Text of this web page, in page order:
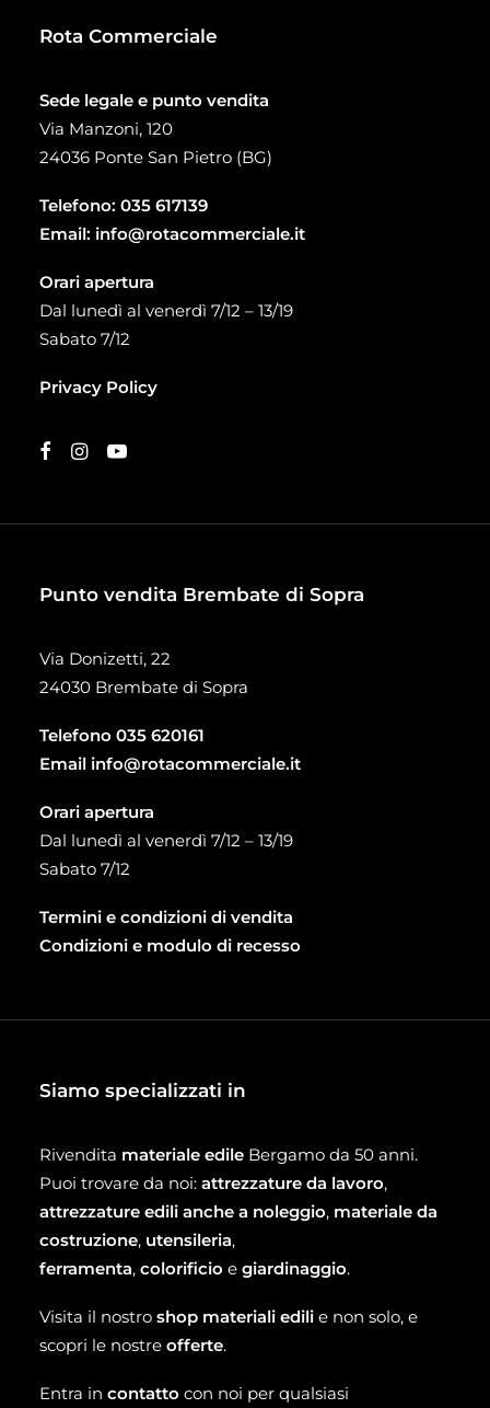
Rota Commerciale
Sede legale e punto vendita
Via Manzoni, 120
24036 Ponte San Pietro (BG)
Telefono: 035 617139
Email: info@rotacommerciale.it
Orari apertura
Dal lunedì al venerdì 7/12 – 13/19
Sabato 7/12
Privacy Policy
Punto vendita Brembate di Sopra
Via Donizetti, 22
24030 Brembate di Sopra
Telefono 035 620161
Email info@rotacommerciale.it
Orari apertura
Dal lunedì al venerdì 7/12 – 13/19
Sabato 7/12
Termini e condizioni di vendita
Condizioni e modulo di recesso
Siamo specializzati in
Rivendita materiale edile Bergamo da 50 anni.
Puoi trovare da noi: attrezzature da lavoro,
attrezzature edili anche a noleggio, materiale da
costruzione, utensileria,
ferramenta, colorificio e giardinaggio.
Visita il nostro shop materiali edili e non solo, e
scopri le nostre offerte.
Entra in contatto con noi per qualsiasi